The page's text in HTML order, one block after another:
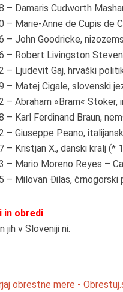
– Damaris Cudworth
– Marie-Anne de Cupis de
– John Goodricke,
– Robert Livingston
– Ljudevit Gaj, hrvaški
– Matej Cigale, slovenski
– Abraham »Bram« Stoker,
– Karl Ferdinand Braun,
– Giuseppe Peano,
– Kristjan X., danski kralj (*
– Mario Moreno Reyes –
– Milovan Đilas,
in obredi
jih v Sloveniji ni.